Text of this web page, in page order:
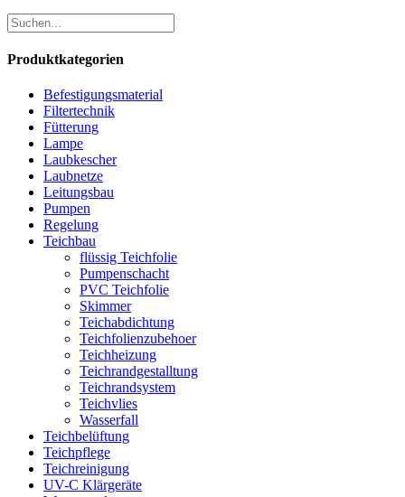
Produktkategorien
Befestigungsmaterial
Filtertechnik
Fütterung
Lampe
Laubkescher
Laubnetze
Leitungsbau
Pumpen
Regelung
Teichbau
flüssig Teichfolie
Pumpenschacht
PVC Teichfolie
Skimmer
Teichabdichtung
Teichfolienzubehoer
Teichheizung
Teichrandgestalltung
Teichrandsystem
Teichvlies
Wasserfall
Teichbelüftung
Teichpflege
Teichreinigung
UV-C Klärgeräte